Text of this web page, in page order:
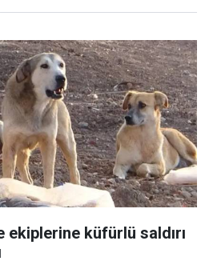
ekiplerine küfürlü saldırı